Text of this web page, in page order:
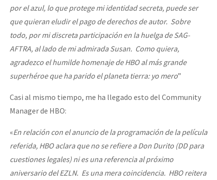
por el azul, lo que protege mi identidad secreta, puede ser
que quieran eludir el pago de derechos de autor. Sobre
todo, por mi discreta participación en la huelga de SAG-
AFTRA, al lado de mi admirada Susan. Como quiera,
agradezco el humilde homenaje de HBO al más grande
superhéroe que ha parido el planeta tierra: yo mero”
Casi al mismo tiempo, me ha llegado esto del Community
Manager de HBO:
«En relación con el anuncio de la programación de la película
referida, HBO aclara que no se refiere a Don Durito (DD para
cuestiones legales) ni es una referencia al próximo
aniversario del EZLN. Es una mera coincidencia. HBO reitera